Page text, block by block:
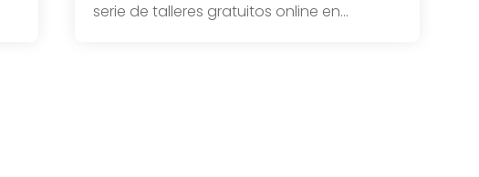
serie de talleres gratuitos online en…